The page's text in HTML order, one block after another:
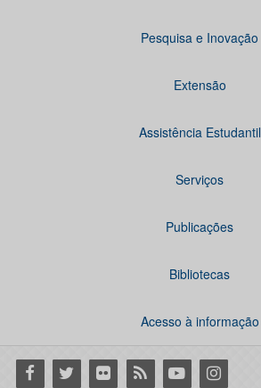
Pesquisa e Inovação
Extensão
Assistência Estudantil
Serviços
Publicações
Bibliotecas
Acesso à informação
Facebook
Twitter Flickr RSS YoutubeInstagram